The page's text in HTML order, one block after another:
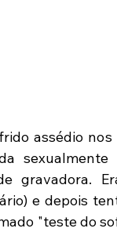
assédio
gravadora.
e depois
"teste do